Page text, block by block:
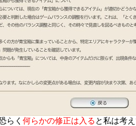
らく 何らかの修正は入る と私は考